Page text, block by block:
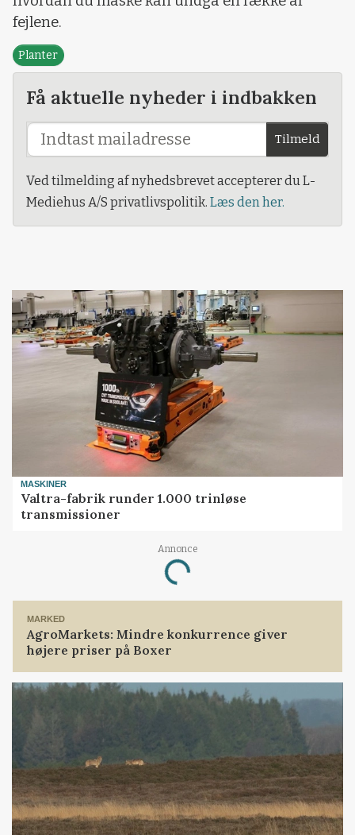
fejlene.
Planter
Få aktuelle nyheder i indbakken
Tilmeld
Ved tilmelding af nyhedsbrevet accepterer du L-
Mediehus A/S privatlivspolitik. Læs den her.
MASKINER
Valtra-fabrik runder 1.000 trinløse
transmissioner
Annonce
Loading...
MARKED
AgroMarkets: Mindre konkurrence giver
højere priser på Boxer